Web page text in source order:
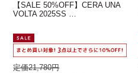
【SALE 50%OFF】CERA UNA
VOLTA 2025SS …
定価21,780円